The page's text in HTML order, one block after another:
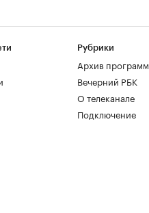
Рубрики
Архив программ
Вечерний РБК
О телеканале
Подключение